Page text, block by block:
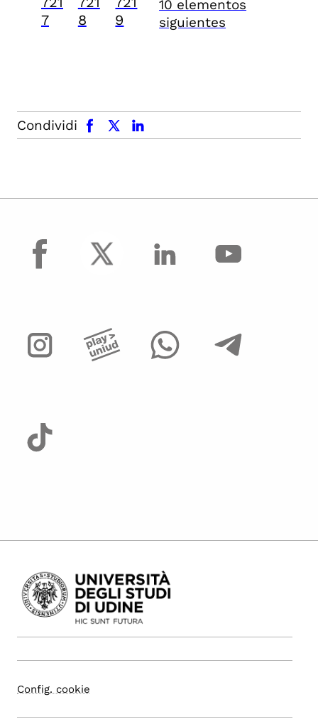
7
8
9
10 elementos
siguientes
Condividi
facebook x.com linkedin
facebook
Config. cookie